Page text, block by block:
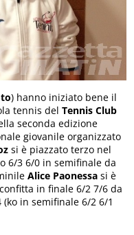
) hanno iniziato bene il
tennis delTennis Club
seconda edizione
giovanile organizzato
si è piazzato terzo nel
6/3 6/0 in semifinale da
Alice Paonessa si è
in finale 6/2 7/6 da
(ko in semifinale 6/2 6/1